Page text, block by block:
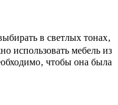
в светлых тонах‚
использовать мебель из
чтобы она была